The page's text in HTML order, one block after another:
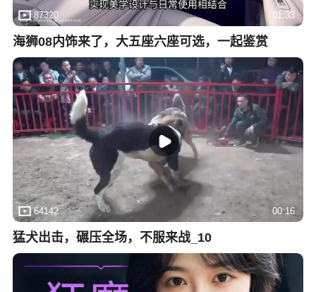
87320 01:33
海狮08内饰来了，大五座六座可选，一起鉴赏
64142 00:16
猛犬出击，碾压全场，不服来战_10